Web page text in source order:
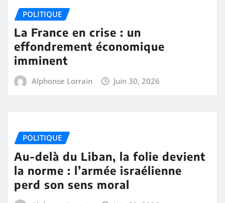
POLITIQUE
La France en crise : un
effondrement économique
imminent
Alphonse Lorrain Juin 30, 2026
POLITIQUE
Au-delà du Liban, la folie devient
la norme : l’armée israélienne
perd son sens moral